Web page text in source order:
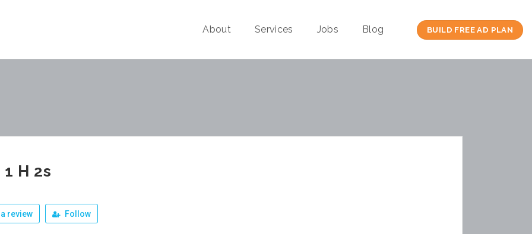
About Services Jobs Blog BUILD FREE AD PLAN
H 2s
review Follow